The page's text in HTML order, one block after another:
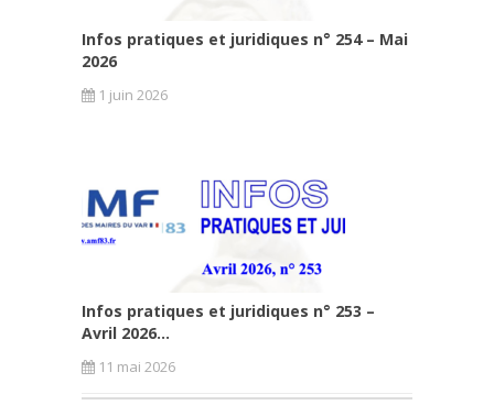
Infos pratiques et juridiques n° 254 – Mai
2026
1 juin 2026
Infos pratiques et juridiques n° 253 –
Avril 2026...
11 mai 2026